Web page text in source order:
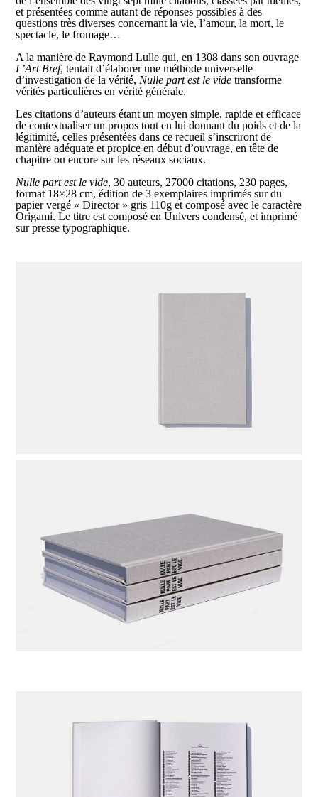
et présentées comme autant de réponses possibles à des
questions très diverses concernant la vie, l’amour, la mort, le
spectacle, le fromage…
A la manière de Raymond Lulle qui, en 1308 dans son ouvrage
L’Art Bref, tentait d’élaborer une méthode universelle
d’investigation de la vérité, Nulle part est le vide transforme
vérités particulières en vérité générale.
Les citations d’auteurs étant un moyen simple, rapide et efficace
de contextualiser un propos tout en lui donnant du poids et de la
légitimité, celles présentées dans ce recueil s’inscriront de
manière adéquate et propice en début d’ouvrage, en tête de
chapitre ou encore sur les réseaux sociaux.
Nulle part est le vide, 30 auteurs, 27000 citations, 230 pages,
format 18×28 cm, édition de 3 exemplaires imprimés sur du
papier vergé « Director » gris 110g et composé avec le caractère
Origami. Le titre est composé en Univers condensé, et imprimé
sur presse typographique.